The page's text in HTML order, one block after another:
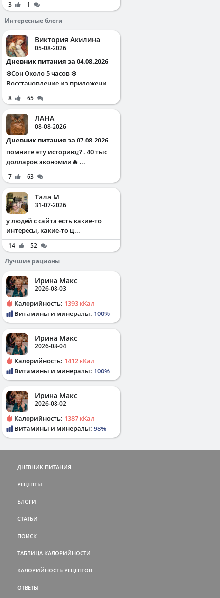
3
1
Интересные блоги
Виктория Акилина
05-08-2026
Дневник питания за 04.08.2026
❄️Сон Около 5 часов ❄️
Восстановление из приложени...
8 65
ЛАНА
08-08-2026
Дневник питания за 07.08.2026
помните эту историю¿? . 40 тыс
долларов экономии🔥 ...
7 63
Тала М
31-07-2026
у людей с сайта есть какие-то
интересы, какие-то ц...
14
52
Лучшие рационы
Ирина Макс
2026-08-03
Калорийность: 1393 кКал
Витамины и минералы: 100%
Ирина Макс
2026-08-04
Калорийность: 1412 кКал
Витамины и минералы: 100%
Ирина Макс
2026-08-02
Калорийность: 1387 кКал
Витамины и минералы: 98%
ДНЕВНИК ПИТАНИЯ
РЕЦЕПТЫ
БЛОГИ
СТАТЬИ
ПОИСК
ТАБЛИЦА КАЛОРИЙНОСТИ
КАЛОРИЙНОСТЬ РЕЦЕПТОВ
ОТВЕТЫ